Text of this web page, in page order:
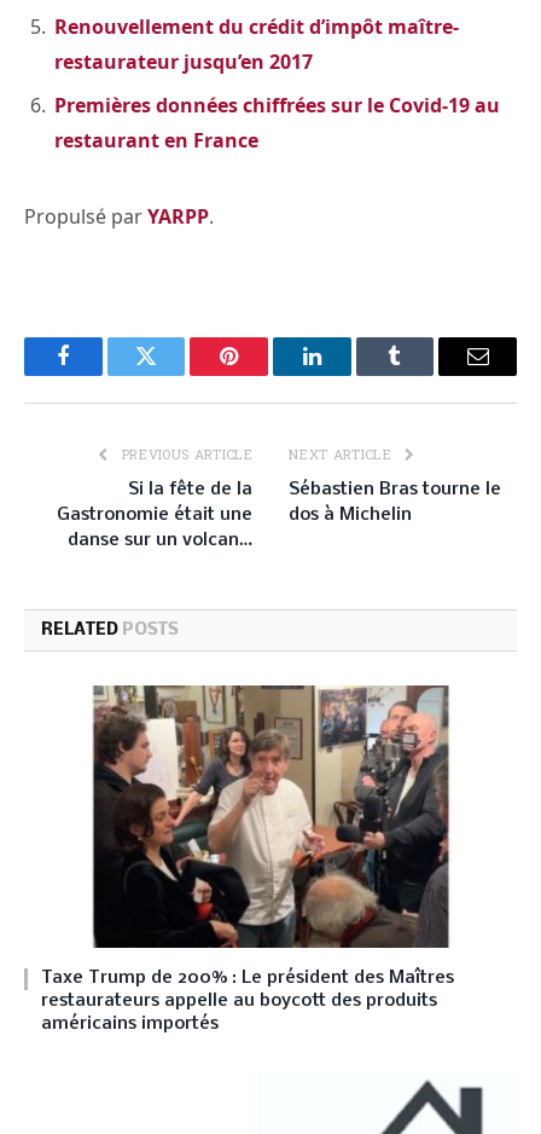
Renouvellement du crédit d’impôt maître-
restaurateur jusqu’en 2017
Premières données chiffrées sur le Covid-19 au
restaurant en France
Propulsé parYARPP.
FacebookTwitter Pinterest LinkedInTumblr Email
PREVIOUS ARTICLE
Si la fête de la
Gastronomie était une
danse sur un volcan…
NEXT ARTICLE
Sébastien Bras tourne le
dos à Michelin
RELATED POSTS
Taxe Trump de 200% : Le président des Maîtres
restaurateurs appelle au boycott des produits
américains importés